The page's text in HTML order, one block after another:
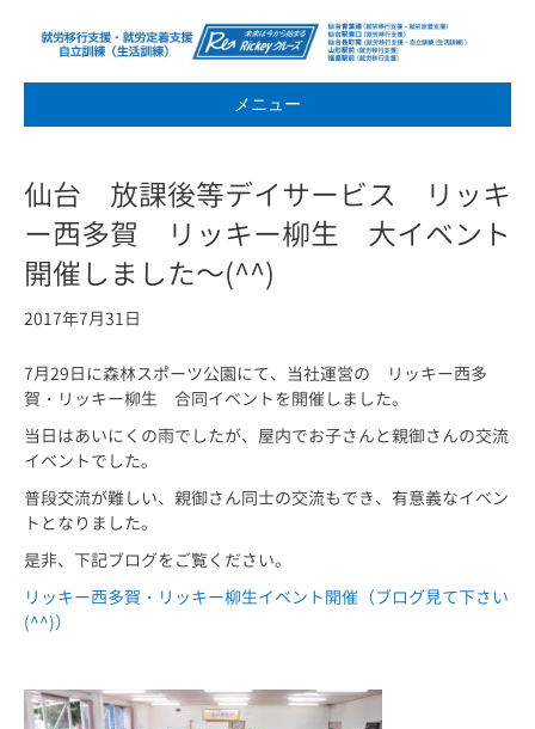
メニュー
仙台 放課後等デイサービス リッキ
ー西多賀 リッキー柳生 大イベント
開催しました～(^^)
2017年7月31日
7月29日に森林スポーツ公園にて、当社運営の リッキー西多
賀・リッキー柳生 合同イベントを開催しました。
当日はあいにくの雨でしたが、屋内でお子さんと親御さんの交流
イベントでした。
普段交流が難しい、親御さん同士の交流もでき、有意義なイベン
トとなりました。
是非、下記ブログをご覧ください。
リッキー西多賀・リッキー柳生イベント開催（ブログ見て下さい
(^^)）